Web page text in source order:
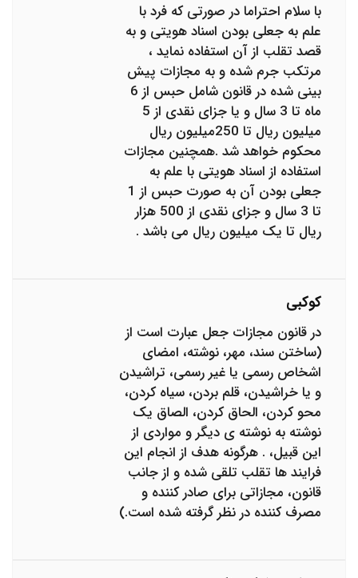
با سلام احتراما در صورتی که فرد با
علم به جعلی بودن اسناد هویتی و به
قصد تقلب از آن استفاده نماید ،
مرتکب جرم شده و به مجازات پیش
بینی شده در قانون شامل حبس از 6
ماه تا 3 سال و یا جزای نقدی از 5
میلیون ریال تا 250میلیون ریال
محکوم خواهد شد .همچنین مجازات
استفاده از اسناد هویتی با علم به
جعلی بودن آن به صورت حبس از 1
تا 3 سال و جزای نقدی از 500 هزار
ریال تا یک میلیون ریال می باشد .
کوکبی
در قانون مجازات جعل عبارت است از
(ساختن سند، مهر، نوشته، امضای
اشخاص رسمی یا غیر رسمی، تراشیدن
و یا خراشیدن، قلم بردن، سیاه کردن،
محو کردن، الحاق کردن، الصاق یک
نوشته به نوشته ‌ی دیگر و مواردی از
این قبیل، . هرگونه هدف از انجام این
فرایند ها تقلب تلقی شده و از جانب
قانون، مجازاتی برای صادر کننده و
مصرف کننده در نظر گرفته شده است.)